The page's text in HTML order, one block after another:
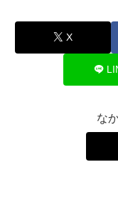
X
な